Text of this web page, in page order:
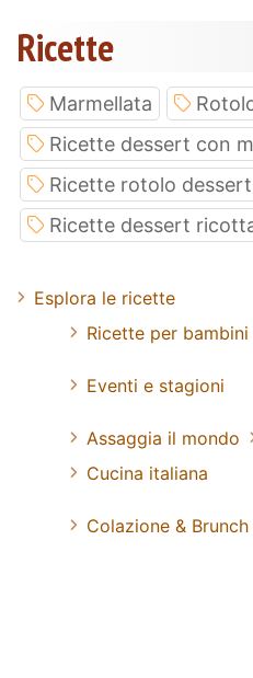
Ricette
Marmellata
Ricette dessert con
Ricette rotolo dessert
Ricette dessert
Esplora le ricette
Ricette per bambini
Eventi e stagioni
Assaggia il mondo
Cucina italiana
Colazione & Brunch